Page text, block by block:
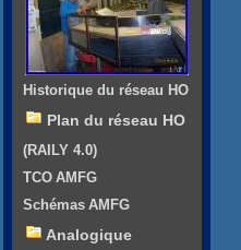
Historique du réseau HO
Plan du réseau HO
(RAILY 4.0)
TCO AMFG
Schémas AMFG
Analogique